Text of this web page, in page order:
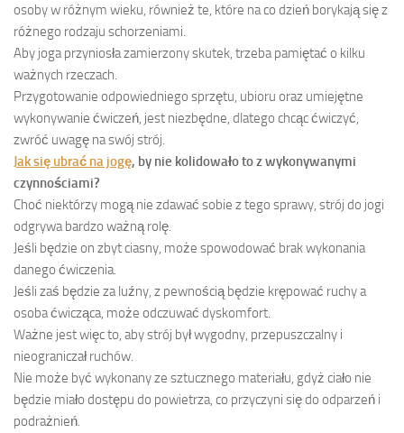
osoby w różnym wieku, również te, które na co dzień borykają się z
różnego rodzaju schorzeniami.
Aby joga przyniosła zamierzony skutek, trzeba pamiętać o kilku
ważnych rzeczach.
Przygotowanie odpowiedniego sprzętu, ubioru oraz umiejętne
wykonywanie ćwiczeń, jest niezbędne, dlatego chcąc ćwiczyć,
zwróć uwagę na swój strój.
Jak się ubrać na jogę, by nie kolidowało to z wykonywanymi
czynnościami?
Choć niektórzy mogą nie zdawać sobie z tego sprawy, strój do jogi
odgrywa bardzo ważną rolę.
Jeśli będzie on zbyt ciasny, może spowodować brak wykonania
danego ćwiczenia.
Jeśli zaś będzie za luźny, z pewnością będzie krępować ruchy a
osoba ćwicząca, może odczuwać dyskomfort.
Ważne jest więc to, aby strój był wygodny, przepuszczalny i
nieograniczał ruchów.
Nie może być wykonany ze sztucznego materiału, gdyż ciało nie
będzie miało dostępu do powietrza, co przyczyni się do odparzeń i
podrażnień.